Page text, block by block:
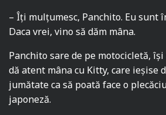
– Îți mulțumesc, Panchito. Eu sunt
Daca vrei, vino să dăm mâna.
Panchito sare de pe motocicletă,
dă atent mâna cu Kitty, care ieșise
jumătate ca să poată face o
japoneză.